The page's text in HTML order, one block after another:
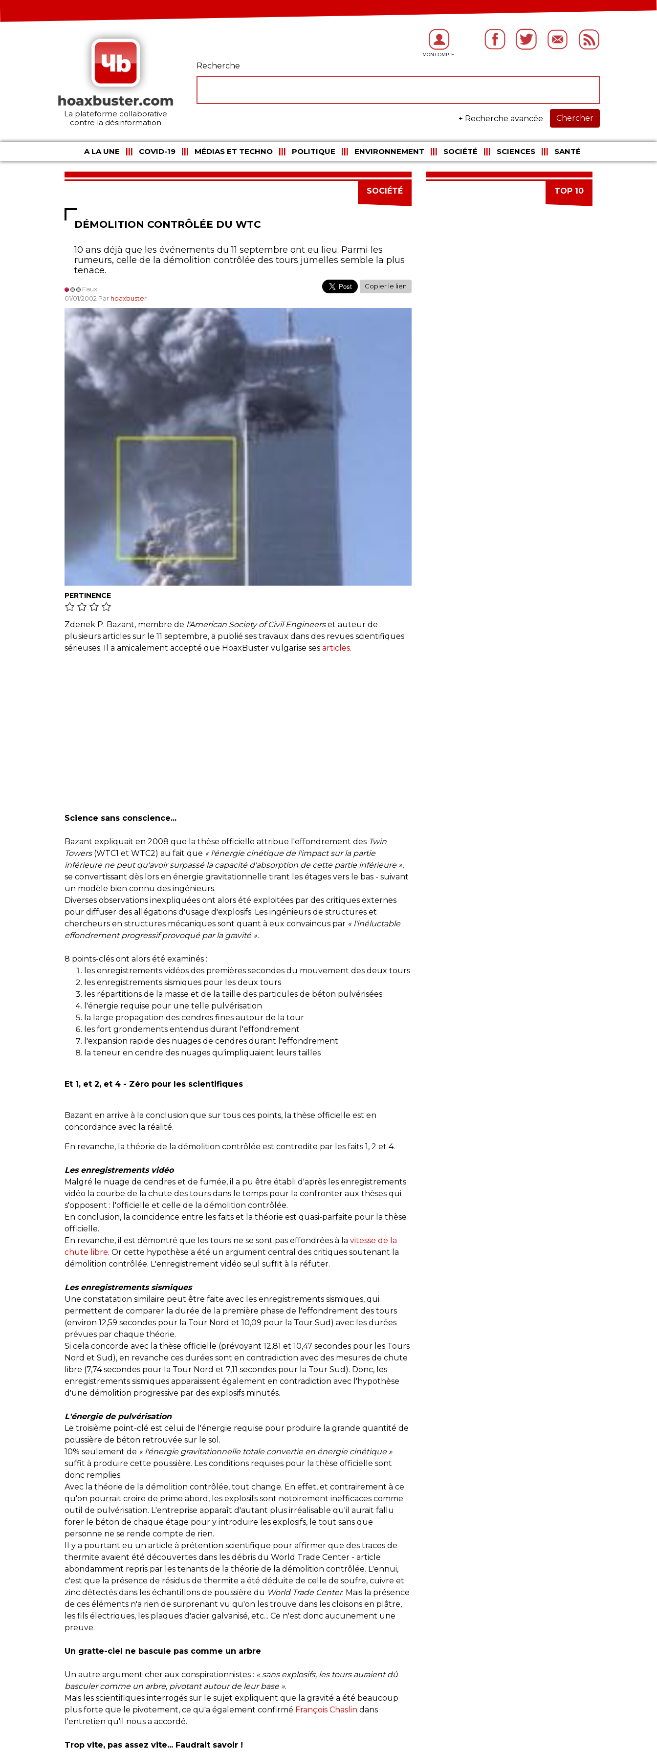
La plateforme collaborative
contre la désinformation
Recherche
Chercher
+ Recherche avancée
A LA UNE COVID-19 MÉDIAS ET TECHNO POLITIQUE ENVIRONNEMENT SOCIÉTÉ SCIENCES SANTÉ
SOCIÉTÉ
DÉMOLITION CONTRÔLÉE DU WTC
10 ans déjà que les événements du 11 septembre ont eu lieu. Parmi les
rumeurs, celle de la démolition contrôlée des tours jumelles semble la plus
tenace.
Faux
01/01/2002 Par hoaxbuster
Copier le lien
PERTINENCE
Zdenek P. Bazant, membre de l'American Society of Civil Engineerset auteur de
plusieurs articles sur le 11 septembre, a publié ses travaux dans des revues scientifiques
sérieuses. Il a amicalement accepté que HoaxBuster vulgarise ses articles.
Science sans conscience...
Bazant expliquait en 2008 que la thèse officielle attribue l'effondrement des Twin
Towers(WTC1 et WTC2) au fait que « l'énergie cinétique de l'impact sur la partie
inférieure ne peut qu'avoir surpassé la capacité d'absorption de cette partie inférieure »,
se convertissant dès lors en énergie gravitationnelle tirant les étages vers le bas - suivant
un modèle bien connu des ingénieurs.
Diverses observations inexpliquées ont alors été exploitées par des critiques externes
pour diffuser des allégations d'usage d'explosifs. Les ingénieurs de structures et
chercheurs en structures mécaniques sont quant à eux convaincus par « l'inéluctable
effondrement progressif provoqué par la gravité ».
8 points-clés ont alors été examinés :
les enregistrements vidéos des premières secondes du mouvement des deux tours
les enregistrements sismiques pour les deux tours
les répartitions de la masse et de la taille des particules de béton pulvérisées
l'énergie requise pour une telle pulvérisation
la large propagation des cendres fines autour de la tour
les fort grondements entendus durant l'effondrement
l'expansion rapide des nuages de cendres durant l'effondrement
la teneur en cendre des nuages qu'impliquaient leurs tailles
Et 1, et 2, et 4 - Zéro pour les scientifiques
Bazant en arrive à la conclusion que sur tous ces points, la thèse officielle est en
concordance avec la réalité.
En revanche, la théorie de la démolition contrôlée est contredite par les faits 1, 2 et 4.
Les enregistrements vidéo
Malgré le nuage de cendres et de fumée, il a pu être établi d'après les enregistrements
vidéo la courbe de la chute des tours dans le temps pour la confronter aux thèses qui
s'opposent : l'officielle et celle de la démolition contrôlée.
En conclusion, la coïncidence entre les faits et la théorie est quasi-parfaite pour la thèse
officielle.
En revanche, il est démontré que les tours ne se sont pas effondrées à la vitesse de la
chute libre. Or cette hypothèse a été un argument central des critiques soutenant la
démolition contrôlée. L'enregistrement vidéo seul suffit à la réfuter.
Les enregistrements sismiques
Une constatation similaire peut être faite avec les enregistrements sismiques, qui
permettent de comparer la durée de la première phase de l'effondrement des tours
(environ 12,59 secondes pour la Tour Nord et 10,09 pour la Tour Sud) avec les durées
prévues par chaque théorie.
Si cela concorde avec la thèse officielle (prévoyant 12,81 et 10,47 secondes pour les Tours
Nord et Sud), en revanche ces durées sont en contradiction avec des mesures de chute
libre (7,74 secondes pour la Tour Nord et 7,11 secondes pour la Tour Sud). Donc, les
enregistrements sismiques apparaissent également en contradiction avec l'hypothèse
d'une démolition progressive par des explosifs minutés.
L'énergie de pulvérisation
Le troisième point-clé est celui de l'énergie requise pour produire la grande quantité de
poussière de béton retrouvée sur le sol.
10% seulement de « l'énergie gravitationnelle totale convertie en énergie cinétique»
suffit à produire cette poussière. Les conditions requises pour la thèse officielle sont
donc remplies.
Avec la théorie de la démolition contrôlée, tout change. En effet, et contrairement à ce
qu'on pourrait croire de prime abord, les explosifs sont notoirement inefficaces comme
outil de pulvérisation. L'entreprise apparaît d'autant plus irréalisable qu'il aurait fallu
forer le béton de chaque étage pour y introduire les explosifs, le tout sans que
personne ne se rende compte de rien.
Il y a pourtant eu un article à prétention scientifique pour affirmer que des traces de
thermite avaient été découvertes dans les débris du World Trade Center - article
abondamment repris par les tenants de la théorie de la démolition contrôlée. L'ennui,
c'est que la présence de résidus de thermite a été déduite de celle de soufre, cuivre et
zinc détectés dans les échantillons de poussière du World Trade Center. Mais la présence
de ces éléments n'a rien de surprenant vu qu'on les trouve dans les cloisons en plâtre,
les fils électriques, les plaques d'acier galvanisé, etc... Ce n'est donc aucunement une
preuve.
Un gratte-ciel ne bascule pas comme un arbre
Un autre argument cher aux conspirationnistes : « sans explosifs, les tours auraient dû
basculer comme un arbre, pivotant autour de leur base».
Mais les scientifiques interrogés sur le sujet expliquent que la gravité a été beaucoup
plus forte que le pivotement, ce qu'a également confirmé François Chaslin dans
l'entretien qu'il nous a accordé.
Trop vite, pas assez vite... Faudrait savoir !
TOP 10